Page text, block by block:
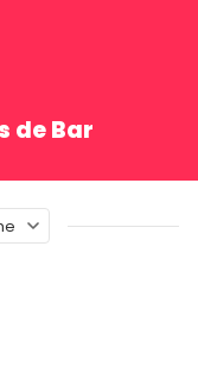
de Bar